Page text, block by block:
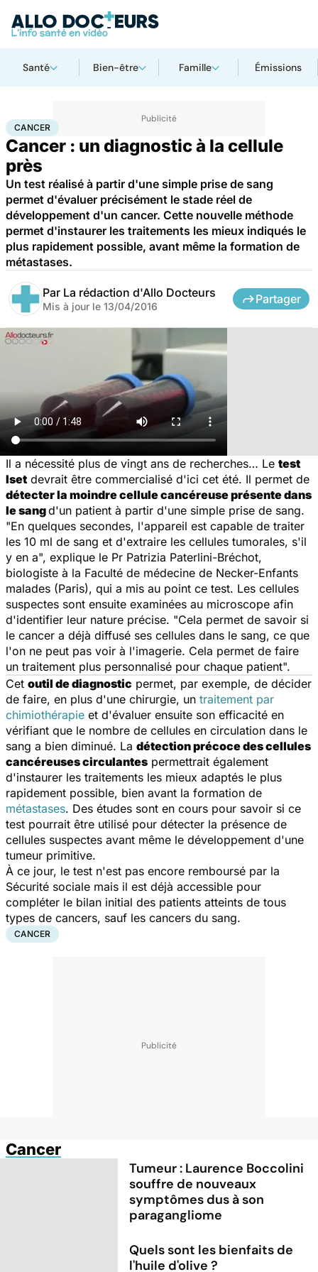
Santé Bien-être Famille Émissions
AccueilSanté Cancer
CANCER
Cancer : un diagnostic à la cellule
près
Un test réalisé à partir d'une simple prise de sang
permet d'évaluer précisément le stade réel de
développement d'un cancer. Cette nouvelle méthode
permet d'instaurer les traitements les mieux indiqués le
plus rapidement possible, avant même la formation de
métastases.
Par La rédaction d'Allo Docteurs
Mis à jour le 13/04/2016
Partager
Il a nécessité plus de vingt ans de recherches… Le test
Iset devrait être commercialisé d'ici cet été. Il permet de
détecter la moindre cellule cancéreuse présente dans
le sangd'un patient à partir d'une simple prise de sang.
"En quelques secondes, l'appareil est capable de traiter
les 10 ml de sang et d'extraire les cellules tumorales, s'il
y en a", explique le Pr Patrizia Paterlini-Bréchot,
biologiste à la Faculté de médecine de Necker-Enfants
malades (Paris), qui a mis au point ce test. Les cellules
suspectes sont ensuite examinées au microscope afin
d'identifier leur nature précise. "Cela permet de savoir si
le cancer a déjà diffusé ses cellules dans le sang, ce que
l'on ne peut pas voir à l'imagerie. Cela permet de faire
un traitement plus personnalisé pour chaque patient".
Cet outil de diagnostic permet, par exemple, de décider
de faire, en plus d'une chirurgie, un traitement par
chimiothérapie et d'évaluer ensuite son efficacité en
vérifiant que le nombre de cellules en circulation dans le
sang a bien diminué. La détection précoce des cellules
cancéreuses circulantes permettrait également
d'instaurer les traitements les mieux adaptés le plus
rapidement possible, bien avant la formation de
métastases. Des études sont en cours pour savoir si ce
test pourrait être utilisé pour détecter la présence de
cellules suspectes avant même le développement d'une
tumeur primitive.
À ce jour, le test n'est pas encore remboursé par la
Sécurité sociale mais il est déjà accessible pour
compléter le bilan initial des patients atteints de tous
types de cancers, sauf les cancers du sang.
CANCER
Cancer
Tumeur : Laurence Boccolini
souffre de nouveaux
symptômes dus à son
paragangliome
Quels sont les bienfaits de
l'huile d'olive ?